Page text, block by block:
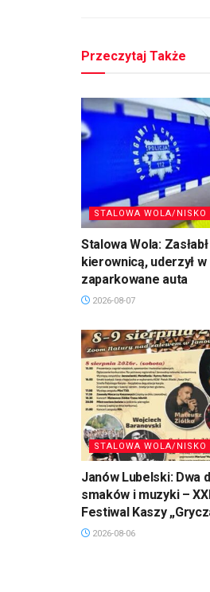
Przeczytaj Także
STALOWA WOLA/NISKO
Stalowa Wola:
kierownicą, uderzył w
zaparkowane auta
2026-08-07
STALOWA WOLA/NISKO
Janów Lubelski: Dwa
smaków i muzyki –
Festiwal Kaszy
2026-08-06